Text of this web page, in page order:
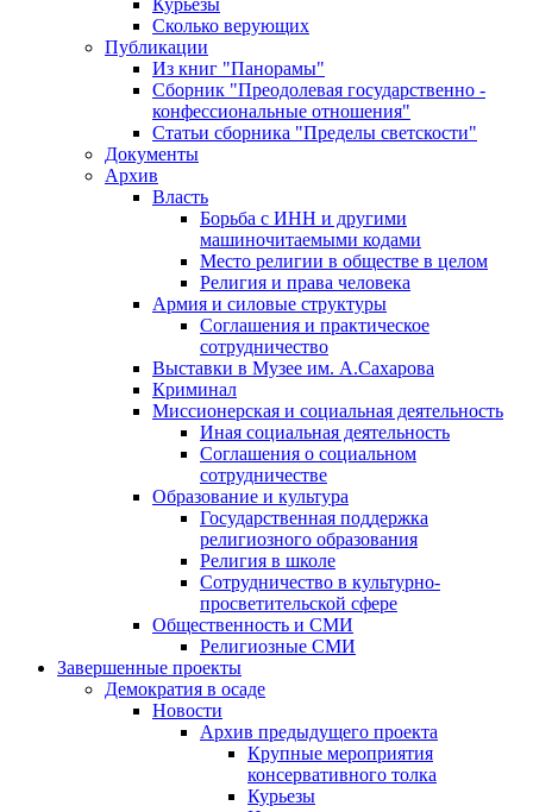
Курьезы
Сколько верующих
Публикации
Из книг "Панорамы"
Сборник "Преодолевая государственно -
конфессиональные отношения"
Статьи сборника "Пределы светскости"
Документы
Архив
Власть
Борьба с ИНН и другими
машиночитаемыми кодами
Место религии в обществе в целом
Религия и права человека
Армия и силовые структуры
Соглашения и практическое
сотрудничество
Выставки в Музее им. А.Сахарова
Криминал
Миссионерская и социальная деятельность
Иная социальная деятельность
Соглашения о социальном
сотрудничестве
Образование и культура
Государственная поддержка
религиозного образования
Религия в школе
Сотрудничество в культурно-
просветительской сфере
Общественность и СМИ
Религиозные СМИ
Завершенные проекты
Демократия в осаде
Новости
Архив предыдущего проекта
Крупные мероприятия
консервативного толка
Курьезы